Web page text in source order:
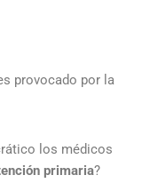
provocado por la
los médicos
primaria?